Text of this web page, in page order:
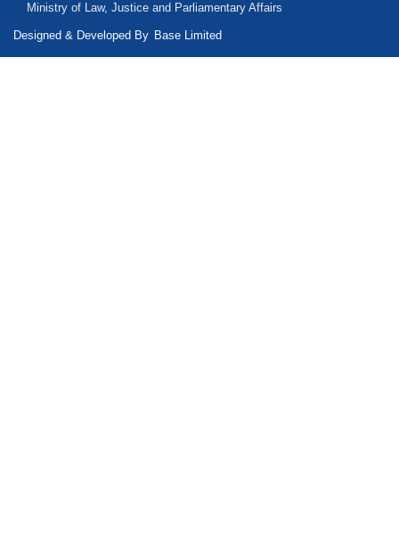
Ministry of Law, Justice and Parliamentary Affairs
Designed & Developed By Base Limited